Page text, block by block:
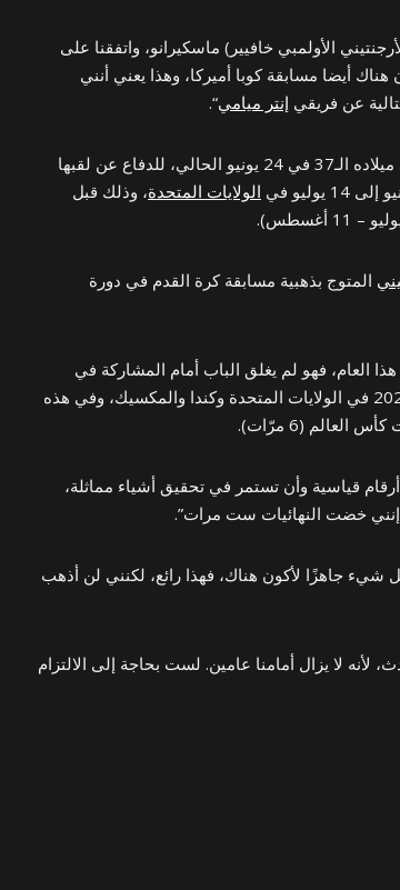
الأولمبي خافيير) ماسكيرانو، واتفقنا على
أيضا مسابقة كوبا أميركا، وهذا يعني أنني
عن فريقي إنتر ميامي“.
وتعوّل الأرجنتين على ميسي الذي سيحتفل بعيد ميلاده الـ37 في 24 يونيو الحالي، للدفاع عن لقبها
الولايات المتحدة، وذلك قبل
المتوج بذهبية مسابقة كرة القدم في دورة
العام، فهو لم يغلق الباب أمام المشاركة في
نهائيات كأس العالم المقبلة المقررة في عام 2026 في الولايات المتحدة وكندا والمكسيك، وفي هذه
(6 مرّات).
قياسية وأن تستمر في تحقيق أشياء مماثلة،
خضت النهائيات ست مرات”.
شيء جاهزًا لأكون هناك، فهذا رائع، لكنني لن أذهب
لا يزال أمامنا عامين. لست بحاجة إلى الالتزام